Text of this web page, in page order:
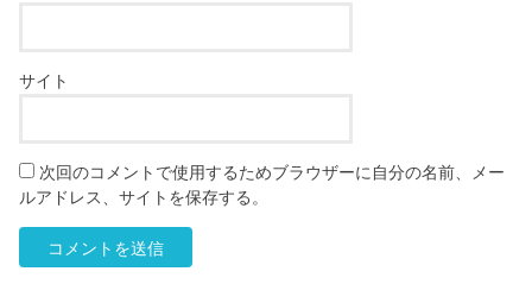
サイト
次回のコメントで使用するためブラウザーに自分の名前、メー
ルアドレス、サイトを保存する。